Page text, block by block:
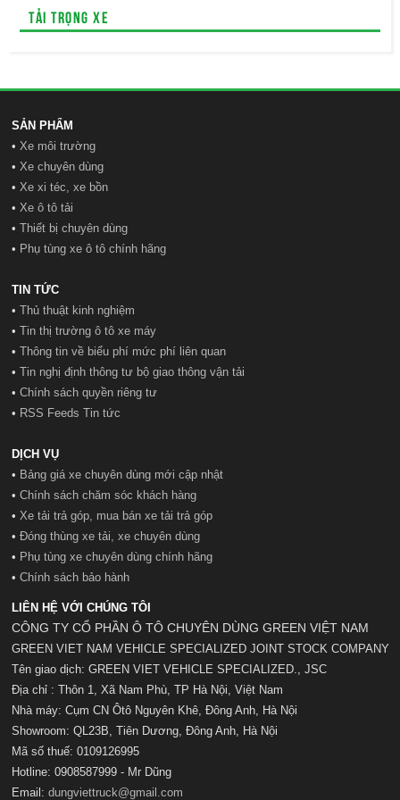
Tải trọng xe
SẢN PHẨM
•Xe môi trường
•Xe chuyên dùng
•Xe xi téc, xe bồn
•Xe ô tô tải
•Thiết bị chuyên dùng
• Phụ tùng xe ô tô chính hãng
TIN TỨC
•Thủ thuật kinh nghiệm
•Tin thị trường ô tô xe máy
•Thông tin về biểu phí mức phí liên quan
•Tin nghị định thông tư bộ giao thông vận tải
•Chính sách quyền riêng tư
• RSS Feeds Tin tức
DỊCH VỤ
• Bảng giá xe chuyên dùng mới cập nhật
•Chính sách chăm sóc khách hàng
•Xe tải trả góp, mua bán xe tải trả góp
•Đóng thùng xe tải, xe chuyên dùng
• Phụ tùng xe chuyên dùng chính hãng
•Chính sách bảo hành
LIÊN HỆ VỚI CHÚNG TÔI
CÔNG TY CỔ PHẦN Ô TÔ CHUYÊN DÙNG GREEN VIỆT NAM
GREEN VIET NAM VEHICLE SPECIALIZED JOINT STOCK COMPANY
Tên giao dịch: GREEN VIET VEHICLE SPECIALIZED., JSC
Địa chỉ : Thôn 1, Xã Nam Phù, TP Hà Nội, Việt Nam
Nhà máy: Cụm CN Ôtô Nguyên Khê, Đông Anh, Hà Nội
Showroom: QL23B, Tiên Dương, Đông Anh, Hà Nội
Mã số thuế:0109126995
Hotline: 0908587999 - Mr Dũng
Email:dungviettruck@gmail.com